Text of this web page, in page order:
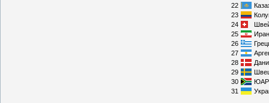
22
23
24
25
Иран
26
27
28
29
30
ЮАР
31